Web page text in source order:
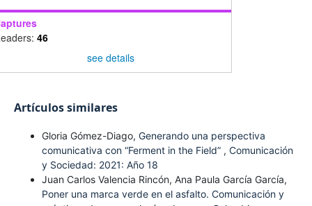
46
see details
Artículos similares
Gloria Gómez-Diago, Generando una perspectiva
comunicativa con “Ferment in the Field” , Comunicación
y Sociedad: 2021: Año 18
Juan Carlos Valencia Rincón, Ana Paula García García,
Poner una marca verde en el asfalto. Comunicación y